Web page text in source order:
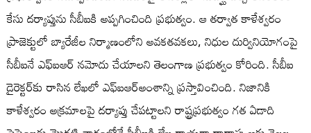
కేసు దర్యాప్తును సీబీఐకి అప్పగించింది ప్రభుత్వం. ఆ తర్వాత కాళేశ్వరం
ప్రాజెక్టులో బ్యారేజీల నిర్మాణంలోని అవకతవకలు, నిధుల దుర్వినియోగంపై
సీబీఐనే ఎఫ్‌ఐఆర్‌ నమోదు చేయాలని తెలంగాణ ప్రభుత్వం కోరింది. సీబీఐ
డైరెక్టర్‌కు రాసిన లేఖలో ఎఫ్ఐఆర్​అంశాన్ని ప్రస్తావించింది. నిజానికి
కాళేశ్వరం అక్రమాలపై దర్యాప్తు చేపట్టాలని రాష్ట్రప్రభుత్వం గత ఏడాది